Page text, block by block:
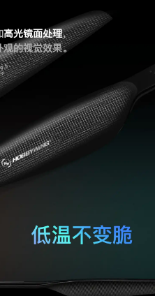
高光镜面处理，
的视觉效果。